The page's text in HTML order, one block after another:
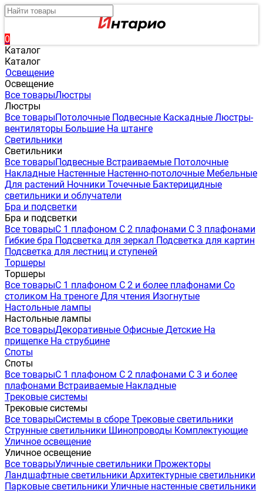
0
Каталог
Каталог
Освещение
Освещение
Все товарыЛюстры
Люстры
Все товарыПотолочные Подвесные Каскадные Люстры-
вентиляторы Большие На штанге
Светильники
Светильники
Все товарыПодвесные Встраиваемые Потолочные
Накладные Настенные Настенно-потолочные Мебельные
Для растений Ночники Точечные Бактерицидные
светильники и облучатели
Бра и подсветки
Бра и подсветки
Все товарыС 1 плафоном С 2 плафонами С 3 плафонами
Гибкие бра Подсветка для зеркал Подсветка для картин
Подсветка для лестниц и ступеней
Торшеры
Торшеры
Все товарыС 1 плафоном С 2 и более плафонами Со
столиком На треноге Для чтения Изогнутые
Настольные лампы
Настольные лампы
Все товарыДекоративные Офисные Детские На
прищепке На струбцине
Споты
Споты
Все товарыС 1 плафоном С 2 плафонами С 3 и более
плафонами Встраиваемые Накладные
Трековые системы
Трековые системы
Все товарыСистемы в сборе Трековые светильники
Струнные светильники Шинопроводы Комплектующие
Уличное освещение
Уличное освещение
Все товарыУличные светильники Прожекторы
Ландшафтные светильники Архитектурные светильники
Парковые светильники Уличные настенные светильники